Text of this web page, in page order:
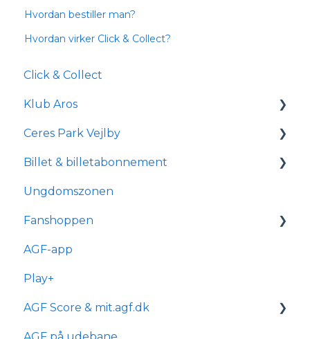
Hvordan bestiller man?
Hvordan virker Click & Collect?
Click & Collect
Klub Aros
Om Klub Aros
Hvad indeholder Klub Aros?
Tilmelding og medlemskab
Ceres Park Vejlby
Information om Ceres Park Vejlby
Transport og parkering
Forhold for handicappede og
Billet & billetabonnement
Generelle spørgsmål
Om reservationsabonnement
Billetkøb
Billetabonnement
Typer af billetabonnementer
Ungdomszonen
Fanshoppen
Generelle spørgsmål
Bestilling & ordre
Levering
AGF-app
Play+
AGF Score & mit.agf.dk